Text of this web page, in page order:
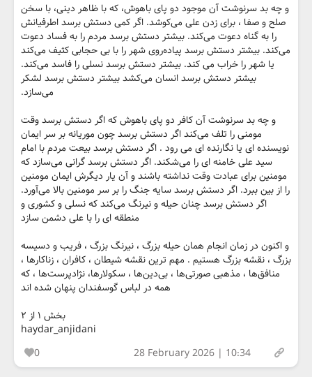
و چه بد سرنوشت آن موجود دو پای باهوش، که با ظاهر دینی، با سخن
صلح و صفا ، برای زدن علی می‌کوشد. اگر کمی دستش برسد اطرفیانش
را به گناه دعوت می‌کند. بیشتر دستش برسد مردم را به فساد دعوت
می‌کند. بیشتر دستش برسد پیاده‌روی شهر را با بی حجابی کثیف می‌کند
یا شهر را خراب می کند. بیشتر دستش برسد نسلی را فاسد می‌کند.
بیشتر دستش برسد انسان می‌کشد بیشتر دستش برسد لشکر
می‌سازد.
و چه بد سرنوشت آن کافر دو پای باهوش که اگر دستش برسد وقت
مومنی را تلف می‌کند اگر دستش برسد چون موریانه بر سر ایمان
نویسنده ای یا نگارنده ای می رود . اگر دستش برسد بیعت مردم با امام
سید علی خامنه ای را می‌شکند. اگر دستش برسد گرانی می‌سازد که
مومنین برای عبادت وقت نداشته باشند و آن یار دیگرش ایمان مومنین
را از بین ببرد. اگر دستش برسد سایه جنگ را بر سر مومنین بالا می‌آورد.
اگر دستش برسد چنان حیله و نیرنگ می‌کند که نسلی و کشوری و
منطقه ای را با علی دشمن سازد
و اکنون در زمان انجام همان حیله بزرگ ، نیرنگ بزرگ ، فریب و دسیسه
بزرگ ، نقشه بزرگ هستیم . مهم ترین نقشه شیطان ، کافران ، زناکارها ،
منافق‌ها ، مذهبی صورتی‌ها ، بی‌دین‌ها ، سکولارها، نژادپرست‌ها ، که
همه در لباس گوسفندان پنهان شده اند
بخش ۱ از ۲
haydar_anjidani
0
28 February 2026 | 10:34